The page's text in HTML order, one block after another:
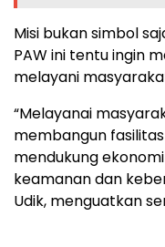
Misi bukan simbol
PAW ini tentu ingin
melayani
“Melayanai
⁠membangun
mendukung
keamanan dan
Udik, menguatkan